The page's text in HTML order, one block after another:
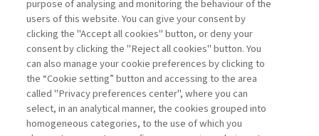
La consultazione dei libri è riservata esclusivamente
agli abbonati Premium
Legenda: Accedi Per registrati Per abbonati
purpose of analysing and monitoring the behaviour of the
users of this website. You can give your consent by
clicking the "Accept all cookies" button, or deny your
consent by clicking the "Reject all cookies" button. You
can also manage your cookie preferences by clicking to
the “Cookie setting” button and accessing to the area
called "Privacy preferences center", where you can
select, in an analytical manner, the cookies grouped into
homogeneous categories, to the use of which you